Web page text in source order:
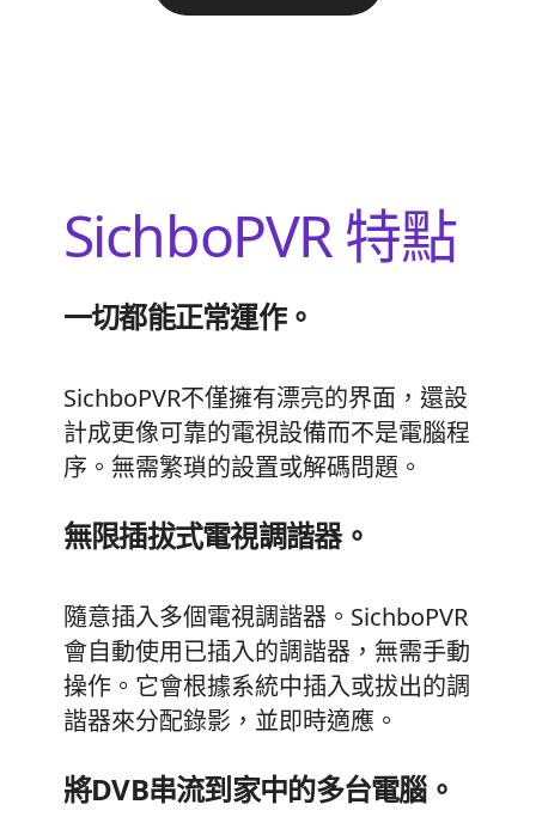
SichboPVR 特點
一切都能正常運作。
SichboPVR不僅擁有漂亮的界面，還設
計成更像可靠的電視設備而不是電腦程
序。無需繁瑣的設置或解碼問題。
無限插拔式電視調諧器。
隨意插入多個電視調諧器。SichboPVR
會自動使用已插入的調諧器，無需手動
操作。它會根據系統中插入或拔出的調
諧器來分配錄影，並即時適應。
將DVB串流到家中的多台電腦。